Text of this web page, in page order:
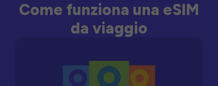
Come funziona una eSIM
da viaggio